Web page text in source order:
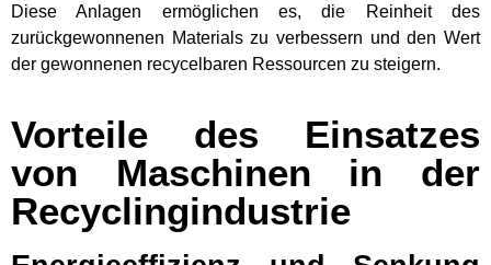
Diese Anlagen ermöglichen es, die Reinheit des
zurückgewonnenen Materials zu verbessern und den Wert
der gewonnenen recycelbaren Ressourcen zu steigern.
Vorteile des Einsatzes
von Maschinen in der
Recyclingindustrie